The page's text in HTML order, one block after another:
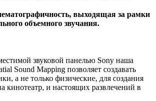
выходящая за рамки
объемного звучания.
звуковой панелью Sony наша
Sound Mapping позволяет создавать
а не только физические, для создания
кинотеатр, и настоящих развлечений в